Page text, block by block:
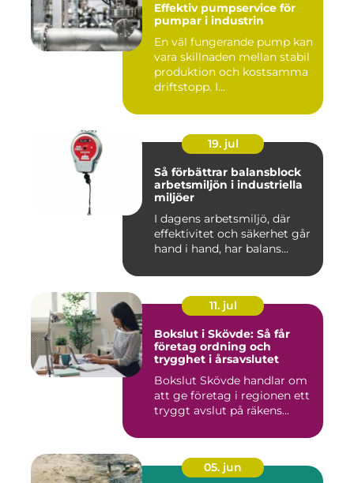
Effektiv pumpservice för
pumpar i industrin
En väl fungerande pump kan
vara skillnaden mellan stabil
produktion och kostsamma
driftstopp. I...
19. jul
Så förbättrar balansblock
arbetsmiljön i industriella
miljöer
I dagens arbetsmiljö, där
effektivitet och säkerhet går
hand i hand, har balans...
11. jul
Bokslut i Skövde: Så får
företag ordning och
trygghet i årsavslutet
Bokslut Skövde handlar om
att ge företag i regionen ett
tryggt avslut på räkens...
05. jun